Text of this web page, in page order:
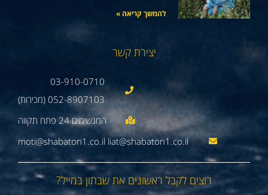
להמשך קריאה »
יצירת קשר
03-910-0710
052-8907103 (מכירות)
moti@shabaton1.co.il liat@shabaton1.co.il
רוצים לקבל ראשונים את שבתון במייל?